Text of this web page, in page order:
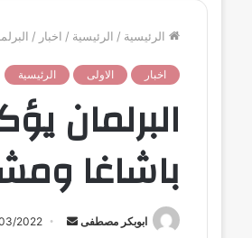
الرئيسية / الرئيسية / اخبار /
اخبار الاولى الرئيسية
البرلمان
باشاغا
ابوبكر مصطفى
أ
2022